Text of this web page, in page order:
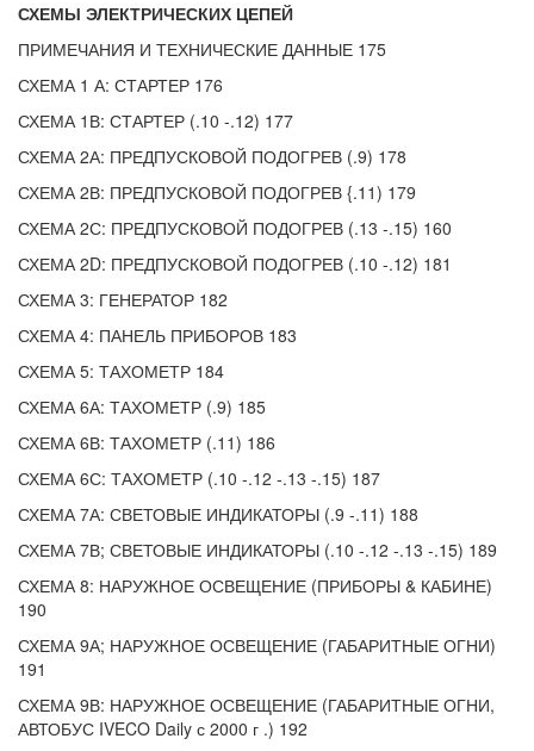
СХЕМЫ ЭЛЕКТРИЧЕСКИХ ЦЕПЕЙ
ПРИМЕЧАНИЯ И ТЕХНИЧЕСКИЕ ДАННЫЕ 175
СХЕМА 1 А: СТАРТЕР 176
СХЕМА 1В: СТАРТЕР (.10 -.12) 177
СХЕМА 2А: ПРЕДПУСКОВОЙ ПОДОГРЕВ (.9) 178
СХЕМА 2В: ПРЕДПУСКОВОЙ ПОДОГРЕВ {.11) 179
СХЕМА 2С: ПРЕДПУСКОВОЙ ПОДОГРЕВ (.13 -.15) 160
СХЕМА 2D: ПРЕДПУСКОВОЙ ПОДОГРЕВ (.10 -.12) 181
СХЕМА 3: ГЕНЕРАТОР 182
СХЕМА 4: ПАНЕЛЬ ПРИБОРОВ 183
СХЕМА 5: ТАХОМЕТР 184
СХЕМА 6А: ТАХОМЕТР (.9) 185
СХЕМА 6В: ТАХОМЕТР (.11) 186
СХЕМА 6С: ТАХОМЕТР (.10 -.12 -.13 -.15) 187
СХЕМА 7А: СВЕТОВЫЕ ИНДИКАТОРЫ (.9 -.11) 188
СХЕМА 7В; СВЕТОВЫЕ ИНДИКАТОРЫ (.10 -.12 -.13 -.15) 189
СХЕМА 8: НАРУЖНОЕ ОСВЕЩЕНИЕ (ПРИБОРЫ & КАБИНЕ)
190
СХЕМА 9А; НАРУЖНОЕ ОСВЕЩЕНИЕ (ГАБАРИТНЫЕ ОГНИ)
191
СХЕМА 9В: НАРУЖНОЕ ОСВЕЩЕНИЕ (ГАБАРИТНЫЕ ОГНИ,
АВТОБУС IVECO Daily с 2000 г .) 192